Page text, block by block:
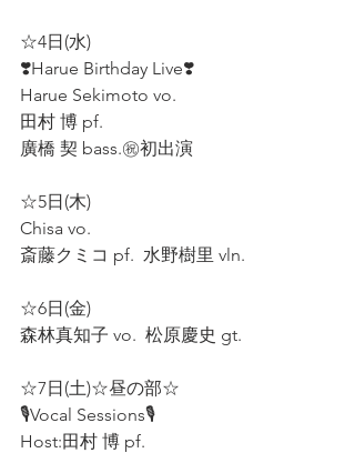
☆4日(水)
❣️Harue Birthday Live❣️
Harue Sekimoto vo.
田村 博 pf.
廣橋 契 bass.㊗️初出演
☆5日(木)
Chisa vo.
斎藤クミコ pf.  水野樹里 vln.
☆6日(金)
森林真知子 vo.  松原慶史 gt.
☆7日(土)☆昼の部☆
🎙️Vocal Sessions🎙️
Host:田村 博 pf.